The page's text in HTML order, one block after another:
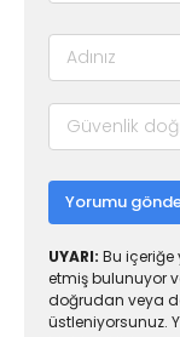
Yorumu
UYARI: Bu içeriğe
etmiş bulunuyor
doğrudan veya
üstleniyorsunuz.